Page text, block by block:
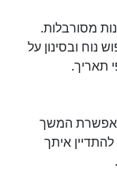
מסורבלות.
נוח ובסינון על
תאריך.
המשך
איתך